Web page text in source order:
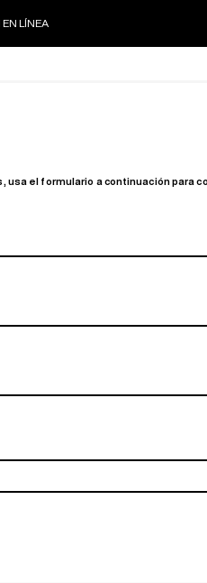
LÍNEA
el formulario a continuación para